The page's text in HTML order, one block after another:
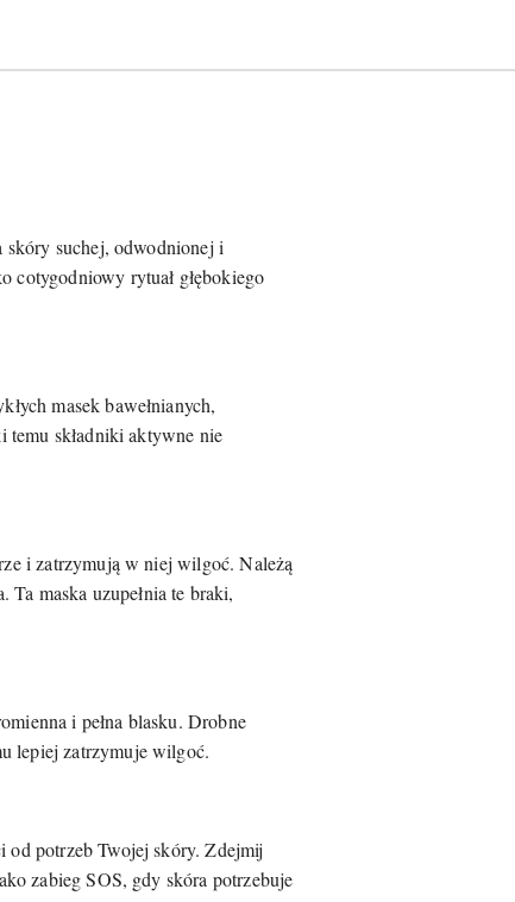
suchej, odwodnionej i
cotygodniowy rytuał głębokiego
masek bawełnianych,
temu składniki aktywne nie
i zatrzymują w niej wilgoć. Należą
maska uzupełnia te braki,
i pełna blasku. Drobne
lepiej zatrzymuje wilgoć.
od potrzeb Twojej skóry. Zdejmij
zabieg SOS, gdy skóra potrzebuje